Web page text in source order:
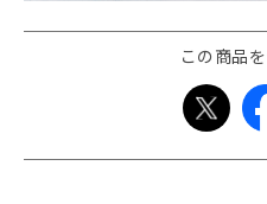
この商品